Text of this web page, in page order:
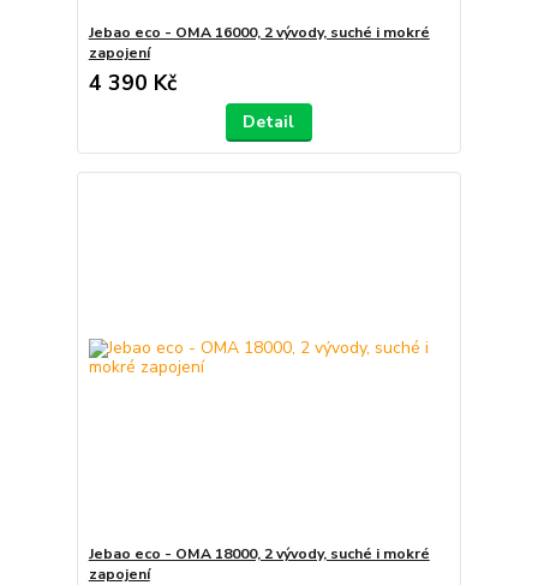
Jebao eco - OMA 16000, 2 vývody, suché i mokré
zapojení
4 390 Kč
Detail
Jebao eco - OMA 18000, 2 vývody, suché i mokré
zapojení